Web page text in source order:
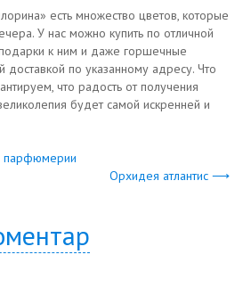
есть множество цветов, которые
У нас можно купить по отличной
к ним и даже горшечные
доставкой по указанному адресу. Что
что радость от получения
будет самой искренней и
Орхидея атлантис ⟶